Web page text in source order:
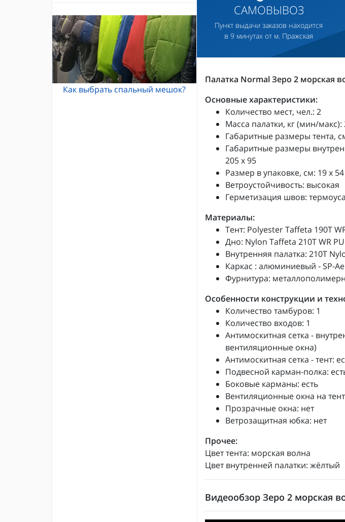
Кошки Grivel
Каски и шлемы для альпинизма
Жумары и зажимы
Карабины и оттяжки
Спусковые устройства
Как выбрать спальный мешок?
САМОВЫВОЗ
Пункт выдачи заказов находится
в 9 минутах от м. Пражская
Палатка Normal Зеро 2 морская
Основные характеристики:
Количество мест, чел.: 2
Масса палатки, кг (мин/макс):
Габаритные размеры тента,
Габаритные размеры
205 х 95
Размер в упаковке, см: 19 х 54
Ветроустойчивость: высокая
Герметизация швов:
Материалы:
Тент: Polyester Taffeta 190T
Дно: Nylon Taffeta 210T WR
Внутренняя палатка: 210T
Каркас : алюминиевый - SP-
Фурнитура:
Особенности конструкции и
Количество тамбуров: 1
Количество входов: 1
Антимоскитная сетка -
вентиляционные окна)
Антимоскитная сетка - тент:
Подвесной карман-полка:
Боковые карманы: есть
Вентиляционные окна на
Прозрачные окна: нет
Ветрозащитная юбка: нет
Прочее:
Цвет тента: морская волна
Цвет внутренней палатки: жёлтый
Видеообзор Зеро 2 морская